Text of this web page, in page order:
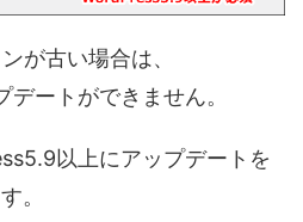
が古い場合は、
ートができません。
以上にアップデートを
。